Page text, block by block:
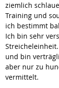
ziemlich
Training und
ich bestimmt
Ich bin sehr
und bin
aber nur zu
vermittelt.